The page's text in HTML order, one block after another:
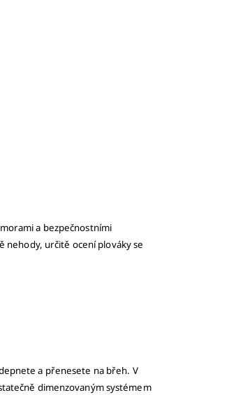
a bezpečnostními
nehody, určitě ocení plováky se
a přenesete na břeh. V
dimenzovaným systémem